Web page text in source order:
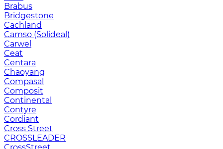
Brabus
Bridgestone
Cachland
Camso (Solideal)
Carwel
Ceat
Centara
Chaoyang
Compasal
Composit
Continental
Contyre
Cordiant
Cross Street
CROSSLEADER